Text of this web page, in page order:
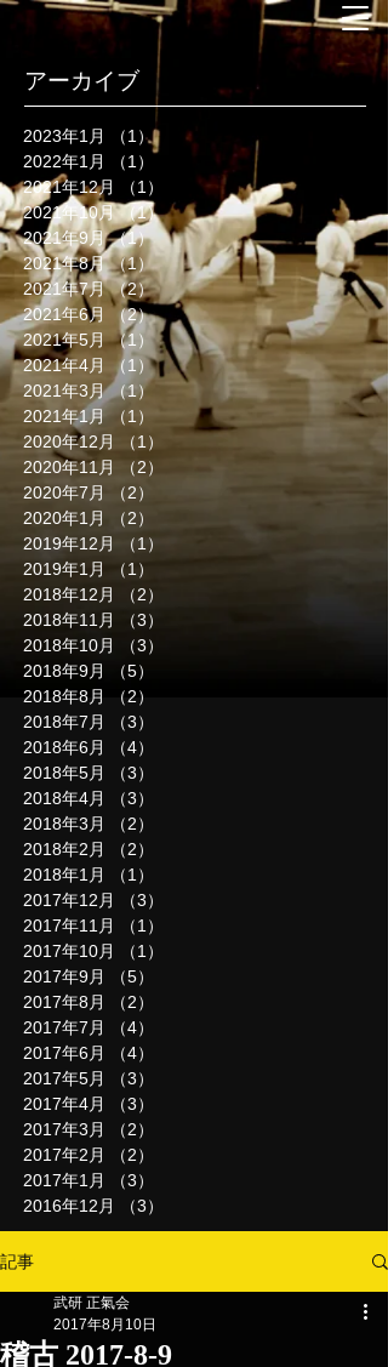
アーカイブ
2023年1月 （1）1件の記事
2022年1月
（1）
1件の記事
2021年12月
（1）
1件の記事
2021年10月
（1）1件の記事
2021年9月 （1） 1件の記事
2021年8月 （1） 1件の記事
2021年7月 （2）2件の記事
2021年6月
（2）2件の記事
2021年5月 （1）1件の記事
2021年4月 （1）1件の記事
2021年3月 （1）
2021年1月
（1）
1件の記事
2020年12月
（1）
2020年11月
（2）
2020年7月
（2）
2020年1月
（2）
2019年12月
（1）
2019年1月
（1）
2018年12月
（2）
2018年11月
（3）
2018年10月
（3）
2018年9月
（5）
2018年8月
（2）
2018年7月
（3）
2018年6月
（4）
2018年5月
（3）
2018年4月
（3）
2018年3月
（2）
2018年2月
（2）
2018年1月
（1）
2017年12月
（3）
2017年11月
（1）
2017年10月
（1）
2017年9月
（5）
2017年8月
（2）
2017年7月
（4）
2017年6月
（4）
2017年5月
（3）
2017年4月
（3）
2017年3月
（2）
2017年2月
（2）
2017年1月
（3）
2016年12月
（3）
記事
稽古 2017-8-9
武研 正氣会
2017年8月10日